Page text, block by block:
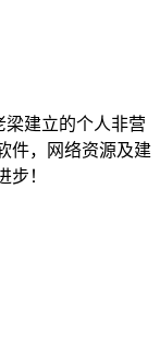
梁建立的个人非营
件，网络资源及建
步！